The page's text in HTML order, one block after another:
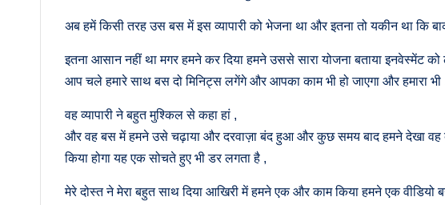
अब हमें किसी तरह उस बस में इस व्यापारी को भेजना था और इतना तो यकीन था कि
इतना आसान नहीं था मगर हमने कर दिया हमने उससे सारा योजना बताया इनवेस्मेंट
आप चले हमारे साथ बस दो मिनिट्स लगेंगे और आपका काम भी हो जाएगा और हमारा भी
वह व्यापारी ने बहुत मुश्किल से कहा हां ,
और वह बस में हमने उसे चढ़ाया और दरवाज़ा बंद हुआ और कुछ समय बाद हमने देखा वह
किया होगा यह एक सोचते हुए भी डर लगता है ,
मेरे दोस्त ने मेरा बहुत साथ दिया आखिरी में हमने एक और काम किया हमने एक वीडियो